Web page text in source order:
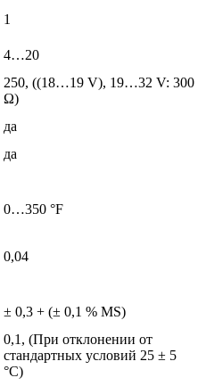
1
4…20
250, ((18…19 V), 19…32 V: 300
Ω)
да
да
0…350 °F
0,04
± 0,3 + (± 0,1 % MS)
0,1, (При отклонении от
стандартных условий 25 ± 5
°C)